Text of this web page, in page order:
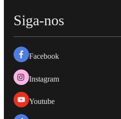
Siga-nos
Facebook
Instagram
Youtube